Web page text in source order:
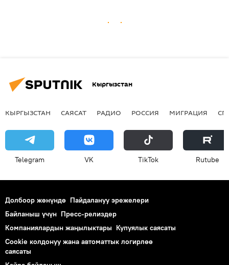
Кыргызстан
КЫРГЫЗСТАН САЯСАТ РАДИО РОССИЯ МИГРАЦИЯ
Telegram VK ТikТоk Rutube
Долбоор жөнүндө Пайдалануу эрежелери
Байланыш үчүн Пресс-релиздер
Компаниялардын жаңылыктары Купуялык саясаты
Cookie колдонуу жана автоматтык логирлөө
саясаты